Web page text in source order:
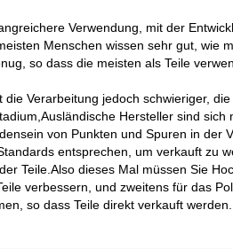
Verwendung, mit der
Menschen wissen sehr gut,
so dass die meisten als Teile
Verarbeitung jedoch schwieriger,
Hersteller sind
von Punkten und Spuren in
entsprechen, um verkauft zu
Teile.Also dieses Mal müssen Sie
verbessern, und zweitens für das
so dass Teile direkt verkauft werden.